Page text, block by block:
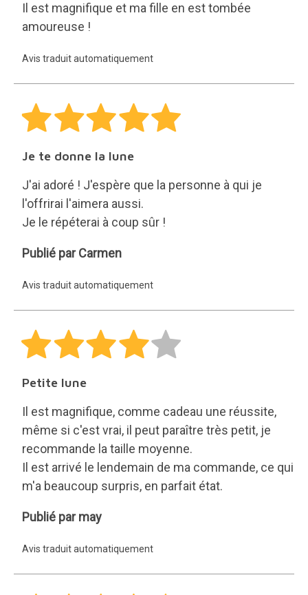
Il est magnifique et ma fille en est tombée
amoureuse !
Avis traduit automatiquement
Je te donne la lune
J'ai adoré ! J'espère que la personne à qui je
l'offrirai l'aimera aussi.
Je le répéterai à coup sûr !
Carmen
Publié par Carmen
Avis traduit automatiquement
Petite lune
Il est magnifique, comme cadeau une réussite,
même si c'est vrai, il peut paraître très petit, je
recommande la taille moyenne.
Il est arrivé le lendemain de ma commande, ce qui
m'a beaucoup surpris, en parfait état.
may
Publié par may
Avis traduit automatiquement